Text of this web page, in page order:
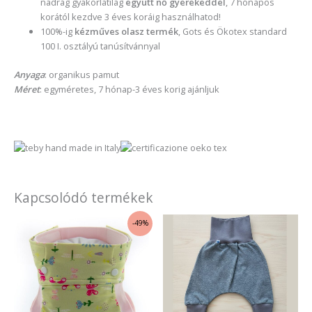
korától kezdve 3 éves koráig használhatod!
100%-ig kézműves olasz termék, Gots és Ökotex standard
100 I. osztályú tanúsítvánnyal
Anyaga: organikus pamut
Méret: egyméretes, 7 hónap-3 éves korig ajánljuk
Kapcsolódó termékek
-49%
price
was:
11
880 Ft.
price
is:
3
990 Ft.
Ennek
a